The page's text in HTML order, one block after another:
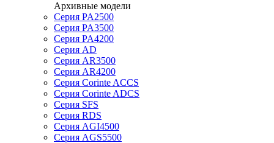
Архивные модели
Серия PA2500
Серия PA3500
Серия PA4200
Серия AD
Серия AR3500
Серия AR4200
Серия Corinte ACCS
Серия Corinte ADCS
Серия SFS
Серия RDS
Серия AGI4500
Серия AGS5500